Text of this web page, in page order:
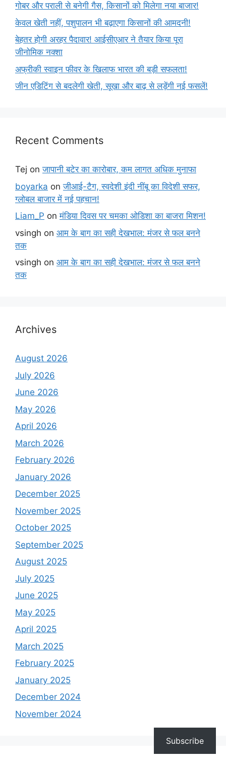
गोबर और पराली से बनेगी गैस, किसानों को मिलेगा नया बाजार!
केवल खेती नहीं, पशुपालन भी बढ़ाएगा किसानों की आमदनी!
बेहतर होगी अरहर पैदावार! आईसीएआर ने तैयार किया पूरा
जीनोमिक नक्शा
अफ्रीकी स्वाइन फीवर के खिलाफ भारत की बड़ी सफलता!
जीन एडिटिंग से बदलेगी खेती, सूखा और बाढ़ से लड़ेंगी नई फसलें!
Recent Comments
Tej onजापानी बटेर का कारोबार, कम लागत अधिक मुनाफा
boyarka onजीआई-टैग, स्वदेशी इंदी नींबू का विदेशी सफर,
ग्लोबल बाजार में नई पहचान!
Liam_P onमंडिया दिवस पर चमका ओडिशा का बाजरा मिशन!
vsingh on आम के बाग का सही देखभाल: मंजर से फल बनने
तक
vsingh on आम के बाग का सही देखभाल: मंजर से फल बनने
तक
Archives
August 2026
July 2026
June 2026
May 2026
April 2026
March 2026
February 2026
January 2026
December 2025
November 2025
October 2025
September 2025
August 2025
July 2025
June 2025
May 2025
April 2025
March 2025
February 2025
January 2025
December 2024
November 2024
Subscribe